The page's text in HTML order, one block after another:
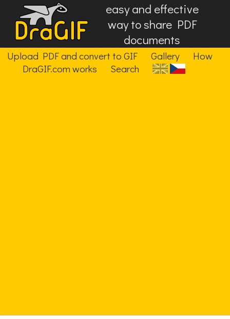
easy and effective
way to share PDF
documents
Upload PDF and convert to GIF Gallery
How
DraGIF.com works
Search